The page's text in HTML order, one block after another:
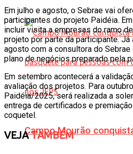
Campo Mourão
Em julho e agosto, o Sebrae vai
participantes do projeto Paidéia.
incluir visita a empresas do ramo
projeto por parte da participante.
agosto com a consultora do
plano de negócios preparado pela
Em setembro acontecerá a
avaliação dos projetos. Para
Paidéia/2025, será realizada a
entrega de certificados e
coquetel.
VEJATAMBÉM